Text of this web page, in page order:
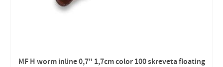
MF H worm inline 0,7" 1,7cm color 100 skreveta floating